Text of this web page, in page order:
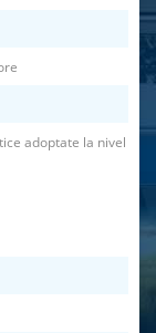
adoptate la nivel